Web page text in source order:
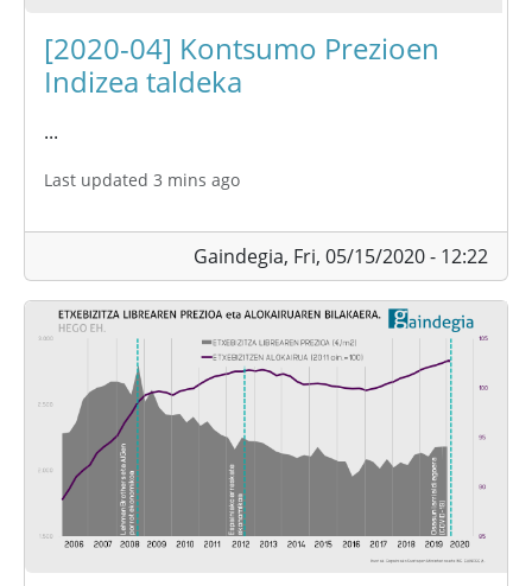
[2020-04] Kontsumo Prezioen
Indizea taldeka
...
Last updated 3 mins ago
Gaindegia, Fri, 05/15/2020 - 12:22